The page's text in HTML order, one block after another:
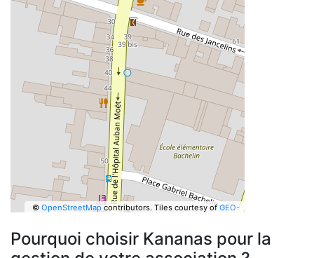
© OpenStreetMapcontributors. Tiles courtesy ofGEO-
Pourquoi choisir Kananas pour la